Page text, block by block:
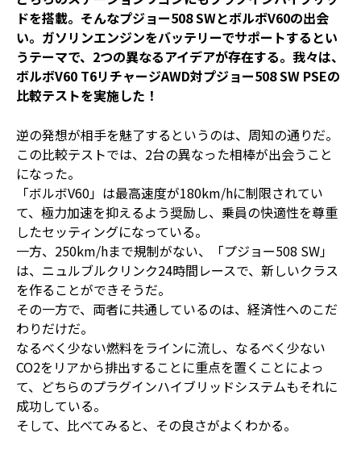
ドを搭載。そんなプジョー508 SWとボルボV60の出会
い。ガソリンエンジンをバッテリーでサポートするとい
うテーマで、2つの異なるアイデアが存在する。我々は、
ボルボV60 T6リチャージAWD対プジョー508 SW PSEの
比較テストを実施した！
逆の発想が相手を魅了するというのは、周知の通りだ。
この比較テストでは、2台の異なった相棒が出会うこと
になった。
「ボルボV60」は最高速度が180km/hに制限されてい
て、極力加速を抑えるよう奨励し、乗員の快適性を尊重
したセッティングになっている。
一方、250km/hまで規制がない、「プジョー508 SW」
は、ニュルブルクリンク24時間レースで、新しいクラス
を作ることができそうだ。
その一方で、両者に共通しているのは、経済性へのこだ
わりだけだ。
なるべく少ない燃料をラインに流し、なるべく少ない
CO2をリアから排出することに重点を置くことによっ
て、どちらのプラグインハイブリッドシステムもそれに
成功している。
そして、比べてみると、その良さがよくわかる。